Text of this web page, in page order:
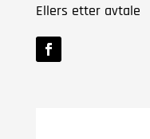
Ellers etter avtale